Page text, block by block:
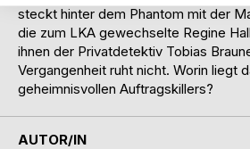
steckt hinter dem Phantom mit der
die zum LKA gewechselte Regine
ihnen der Privatdetektiv Tobias
Vergangenheit ruht nicht. Worin liegt
geheimnisvollen Auftragskillers?
AUTOR/IN